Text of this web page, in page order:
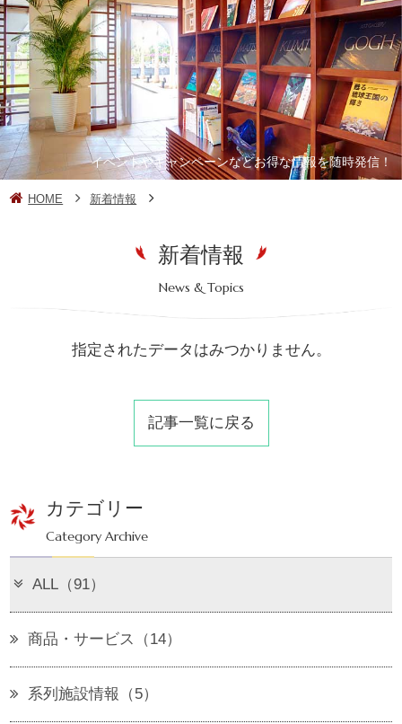
イベントやキャンペーンなどお得な情報を随時発信！
HOME 新着情報
新着情報
News & Topics
指定されたデータはみつかりません。
記事一覧に戻る
カテゴリー
Category Archive
ALL（91）
商品・サービス（14）
系列施設情報（5）